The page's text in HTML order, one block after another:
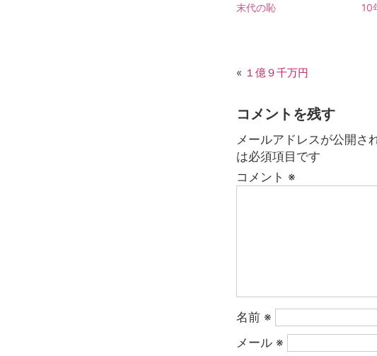
末代の恥 10
« １億９千万円
コメントを残す
メールアドレスが公開さ
は必須項目です
コメント ※
名前 ※
メール ※